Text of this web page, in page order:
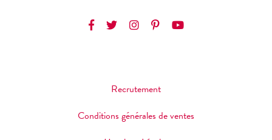
Recrutement
Conditions générales de ventes